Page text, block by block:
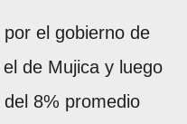
el gobierno de
de Mujica y luego
8% promedio